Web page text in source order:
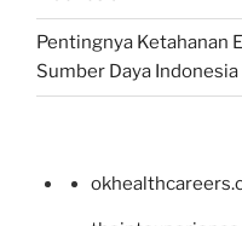
Pentingnya Ketahanan
Sumber Daya Indonesia